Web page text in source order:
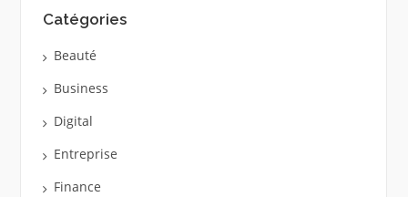
Catégories
Beauté
Business
Digital
Entreprise
Finance